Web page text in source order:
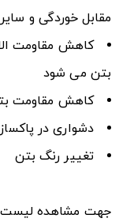
مقابل خوردگی و
کاهش مقاومت
بتن می شود
کاهش مقاومت
دشواری در
تغییر رنگ بتن
جهت مشاهده لیست